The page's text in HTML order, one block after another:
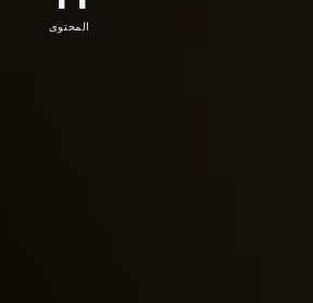
المحتوى